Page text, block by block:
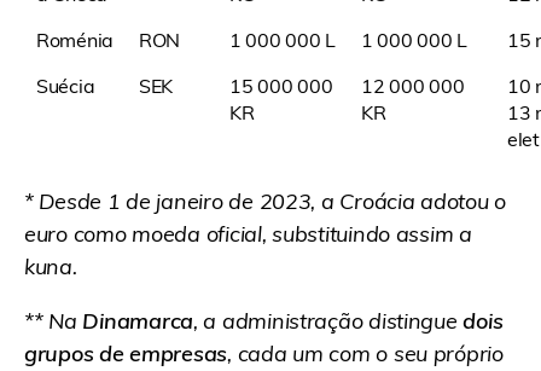
Roménia
RON 1 000 000 L 1 000 000 L
15
Suécia
SEK
15 000 000
KR
12 000 000
KR
10
13
* Desde 1 de janeiro de 2023, a Croácia adotou o
euro como moeda oficial, substituindo assim a
kuna.
** Na Dinamarca, a administração distinguedois
grupos de empresas, cada um com o seu próprio